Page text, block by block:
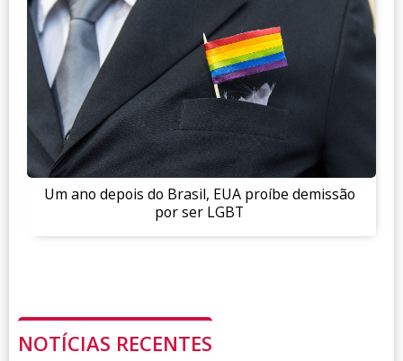
Um ano depois do Brasil, EUA proíbe demissão
por ser LGBT
NOTÍCIAS RECENTES